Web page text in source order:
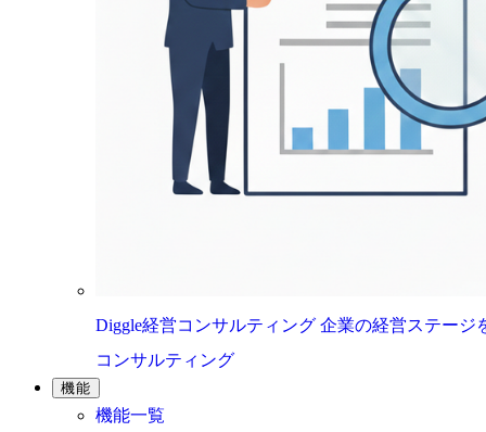
Diggle経営コンサルティング 企業の経営ステージ
コンサルティング
機能
機能一覧